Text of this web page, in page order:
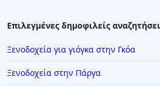
Επιλεγμένες δημοφιλείς
Ξενοδοχεία για γιόγκα στην Γκόα
Ξενοδοχεία στην Πάργα